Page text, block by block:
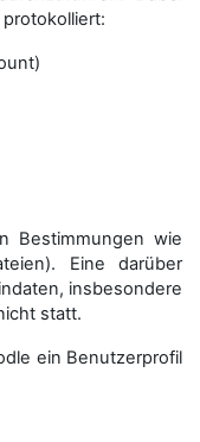
Bestimmungen wie
Eine darüber
insbesondere
statt.
ein Benutzerprofil